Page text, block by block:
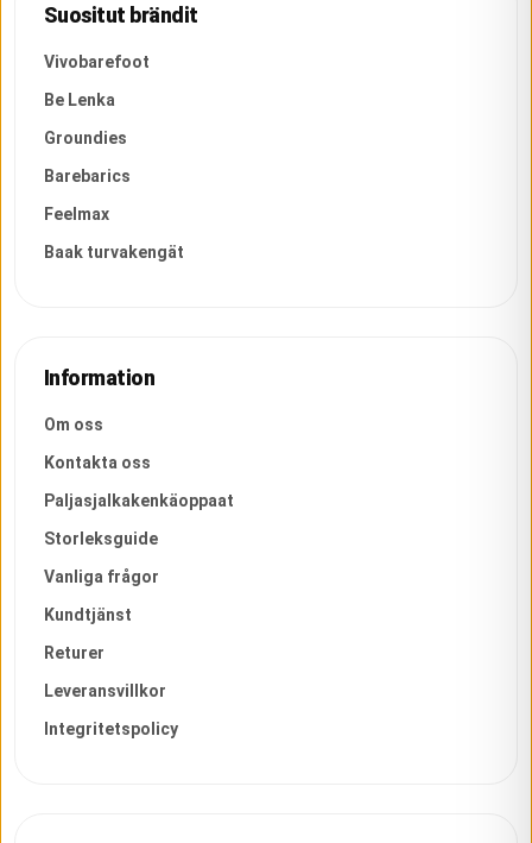
Suositut brändit
Vivobarefoot
Be Lenka
Groundies
Barebarics
Feelmax
Baak turvakengät
Information
Om oss
Kontakta oss
Paljasjalkakenkäoppaat
Storleksguide
Vanliga frågor
Kundtjänst
Returer
Leveransvillkor
Integritetspolicy